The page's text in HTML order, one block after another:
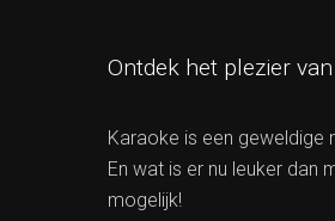
Ontdek het plezier
Karaoke is een geweldige
En wat is er nu leuker dan
mogelijk!